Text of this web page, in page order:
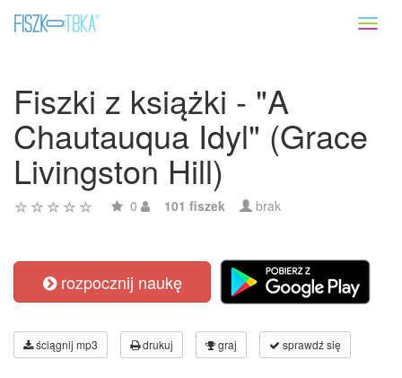
Fiszki z książki - "A
Chautauqua Idyl" (Grace
Livingston Hill)
0 101 fiszek brak
rozpocznij naukę
ściągnij mp3 drukuj graj sprawdź się